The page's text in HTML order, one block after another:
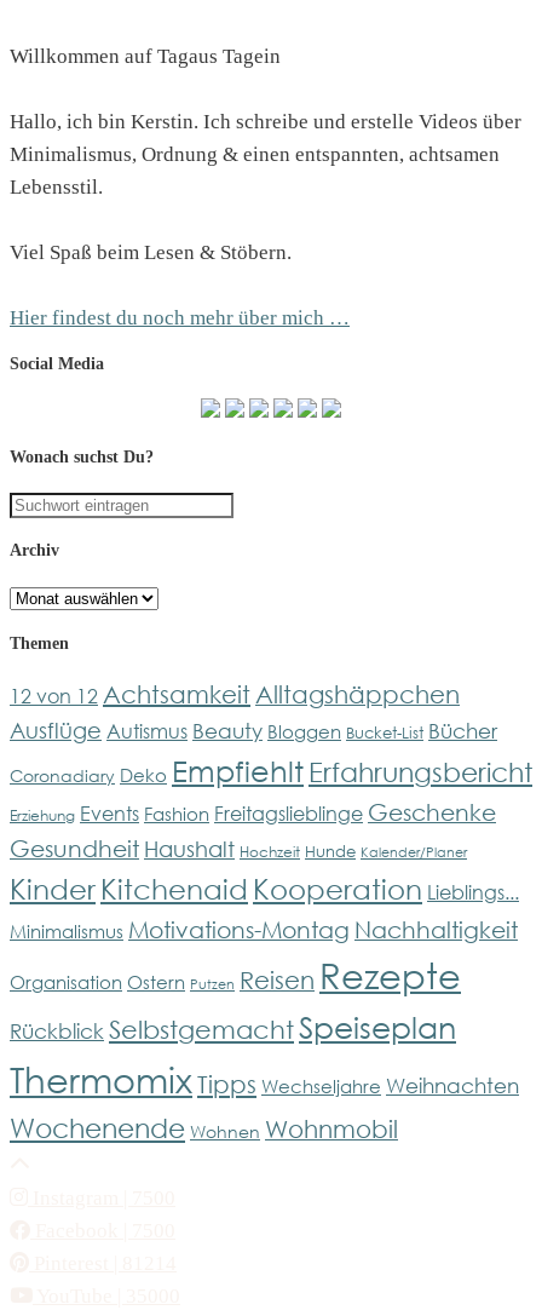
Willkommen auf Tagaus Tagein
Hallo, ich bin Kerstin. Ich schreibe und erstelle Videos über
Minimalismus, Ordnung & einen entspannten, achtsamen
Lebensstil.
Viel Spaß beim Lesen & Stöbern.
Hier findest du noch mehr über mich …
Social Media
Wonach suchst Du?
Archiv
Archiv
Themen
12 von 12 Achtsamkeit Alltagshäppchen
Ausflüge Autismus Beauty Bloggen Bucket-List Bücher
Coronadiary Deko Empfiehlt Erfahrungsbericht
Erziehung Events Fashion Freitagslieblinge Geschenke
Gesundheit Haushalt Hochzeit Hunde Kalender/Planer
Kinder Kitchenaid Kooperation Lieblings...
Minimalismus Motivations-Montag Nachhaltigkeit
Organisation Ostern Putzen Reisen Rezepte
Rückblick SelbstgemachtSpeiseplan
Thermomix Tipps Wechseljahre Weihnachten
Wochenende Wohnen Wohnmobil